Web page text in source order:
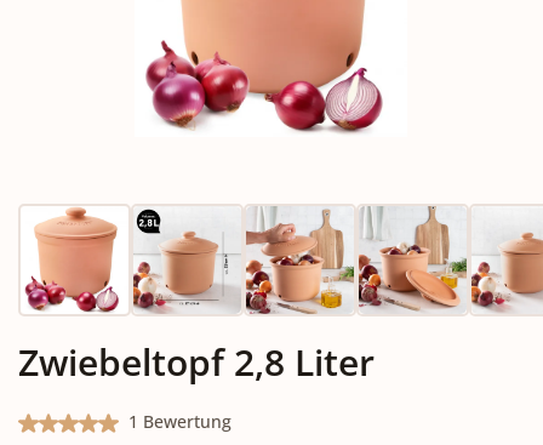
Zwiebeltopf 2,8 Liter
Durchschnittliche Bewertung von 5 von 5 Sternen
1 Bewertung